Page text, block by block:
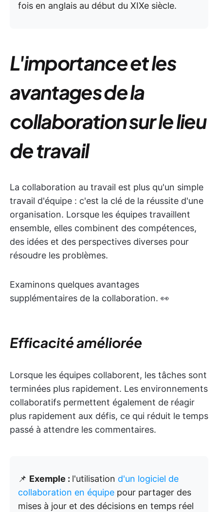
fois en anglais au début du XIXe siècle.
L'importance et les
avantages de la
collaboration sur le lieu
de travail
La collaboration au travail est plus qu'un simple
travail d'équipe : c'est la clé de la réussite d'une
organisation. Lorsque les équipes travaillent
ensemble, elles combinent des compétences,
des idées et des perspectives diverses pour
résoudre les problèmes.
Examinons quelques avantages
supplémentaires de la collaboration. 👀
Efficacité améliorée
Lorsque les équipes collaborent, les tâches sont
terminées plus rapidement. Les environnements
collaboratifs permettent également de réagir
plus rapidement aux défis, ce qui réduit le temps
passé à attendre les commentaires.
📌 Exemple : l'utilisation d'un logiciel de
collaboration en équipe pour partager des
mises à jour et des décisions en temps réel